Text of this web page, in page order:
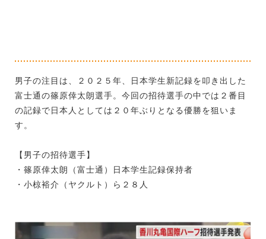
男子の注目は、２０２５年、日本学生新記録を叩き出した
富士通の篠原倖太朗選手。今回の招待選手の中では２番目
の記録で日本人としては２０年ぶりとなる優勝を狙いま
す。
【男子の招待選手】
・篠原倖太朗（富士通）日本学生記録保持者
・小椋裕介（ヤクルト）ら２８人